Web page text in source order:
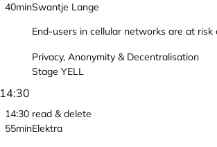
40minSwantje Lange
End-users in cellular networks are at
Privacy, Anonymity & Decentralisation
Stage YELL
14:30
14:30
55min
read & delete
Elektra